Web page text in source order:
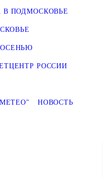
В ПОДМОСКОВЬЕ
РОССИИ
НОВОСТЬ